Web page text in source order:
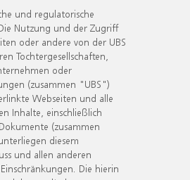
und regulatorische
Nutzung und der Zugriff
oder andere von der UBS
Tochtergesellschaften,
oder
(zusammen "UBS")
Webseiten und alle
Inhalte, einschließlich
(zusammen
diesem
und allen anderen
Die hierin